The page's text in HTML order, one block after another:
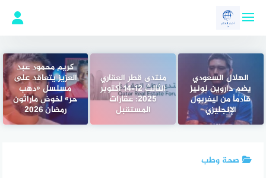
الهلال السعودي
يضم داروين نونيز
قادماً من ليفربول
الإنجليزي
منتدى قطر العقاري
الثالث 12–14 أكتوبر
2025: عقارات
المستقبل
كريم محمود عبد
العزيز يتعاقد على
مسلسل «دهب
حر» لخوض ماراثون
رمضان 2026
صحة وطب